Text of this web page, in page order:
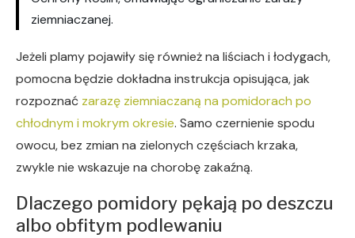
ziemniaczanej.
Jeżeli plamy pojawiły się również na liściach i łodygach,
pomocna będzie dokładna instrukcja opisująca, jak
rozpoznać zarazę ziemniaczaną na pomidorach po
chłodnym i mokrym okresie. Samo czernienie spodu
owocu, bez zmian na zielonych częściach krzaka,
zwykle nie wskazuje na chorobę zakaźną.
Dlaczego pomidory pękają po deszczu
albo obfitym podlewaniu